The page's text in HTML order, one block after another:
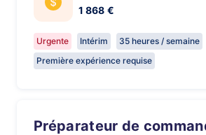
1 868 €
Urgente Intérim
35 heures / semaine
Première expérience requise
Préparateur de commande /